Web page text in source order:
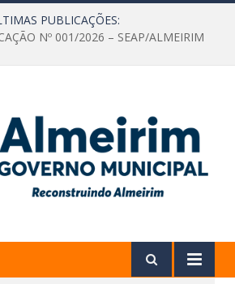
PUBLICAÇÕES:
Nº 001/2026 – SEAP/ALMEIRIM